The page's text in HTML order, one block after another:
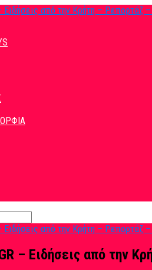
– Ειδήσεις από την